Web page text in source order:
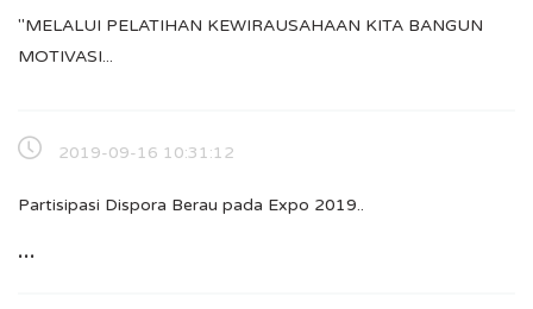
"MELALUI PELATIHAN KEWIRAUSAHAAN KITA BANGUN
MOTIVASI...
2019-09-16 10:31:12
Partisipasi Dispora Berau pada Expo 2019..
...